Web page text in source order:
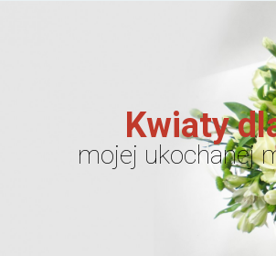
Kwiaty
mojej ukochanej